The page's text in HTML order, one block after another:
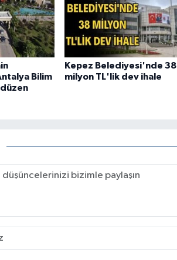
Bilim
Kepez Belediyesi'nde 38
milyon TL'lik dev ihale